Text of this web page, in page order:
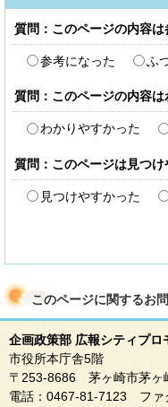
質問：このページの内容は
参考になった ふ
質問：このページの内容
わかりやすかった
質問：このページは見つけ
見つけやすかった
このページに関するお
企画政策部 広報シティプロ
市役所本庁舎5階
〒253-8686 茅ヶ崎市茅ヶ
電話：0467-81-7123 ファ